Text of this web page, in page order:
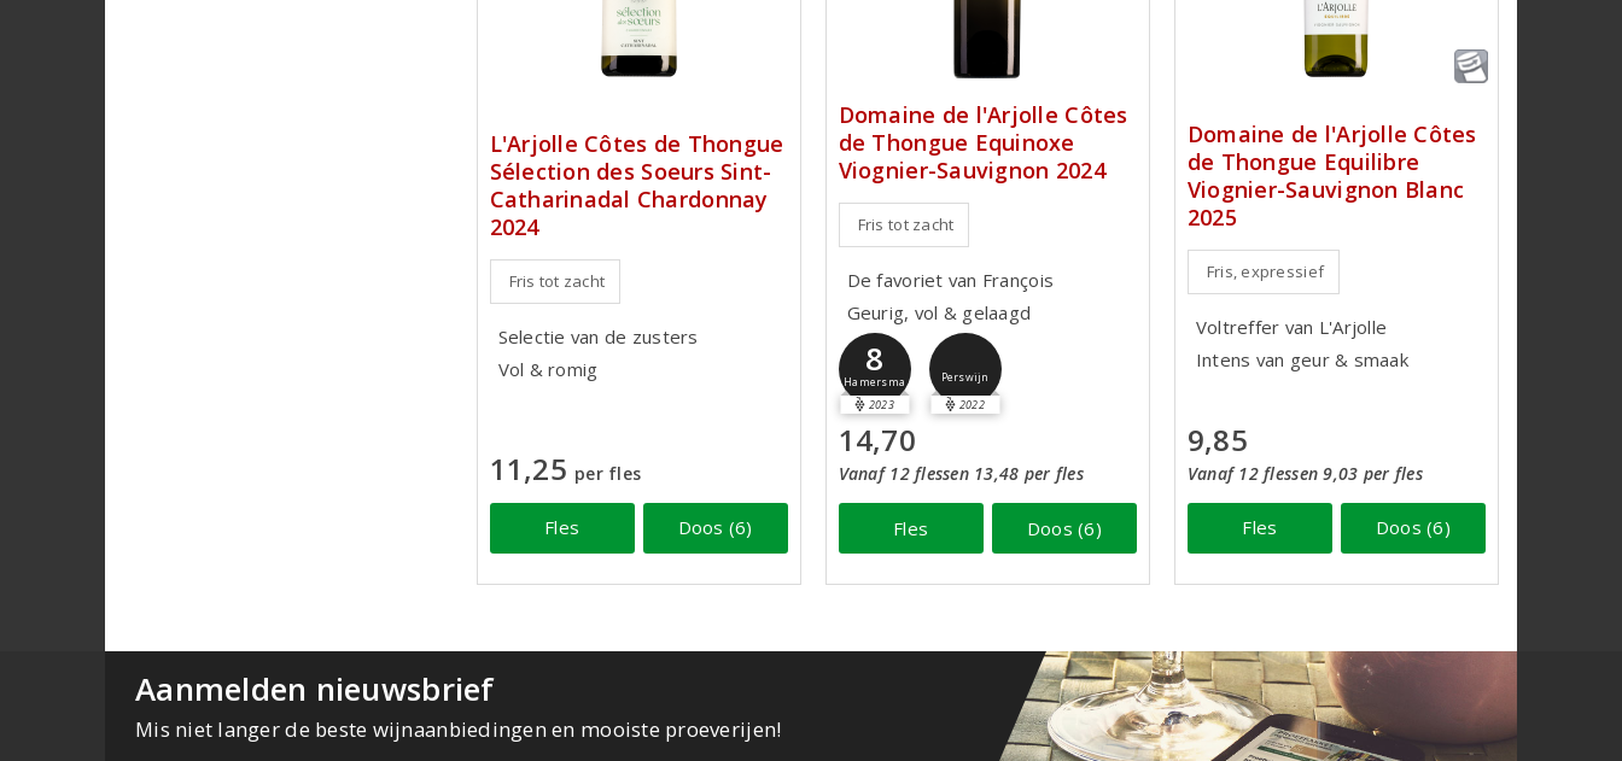
L'Arjolle Côtes de Thongue
Sélection des Soeurs Sint-
Catharinadal Chardonnay
2024
Fris tot zacht
Selectie van de zusters
Vol & romig
11,25 per fles
Fles Doos (6)
Domaine de l'Arjolle Côtes
de Thongue Equinoxe
Viognier-Sauvignon 2024
Fris tot zacht
De favoriet van François
Geurig, vol & gelaagd
8
Hamersma
2023
Perswijn
2022
14,70
Vanaf 12 flessen 13,48 per fles
Fles Doos (6)
Domaine de l'Arjolle Côtes
de Thongue Equilibre
Viognier-Sauvignon Blanc
2025
Fris, expressief
Voltreffer van L'Arjolle
Intens van geur & smaak
9,85
Vanaf 12 flessen 9,03 per fles
Fles Doos (6)
Aanmelden nieuwsbrief
Mis niet langer de beste wijnaanbiedingen en mooiste proeverijen!